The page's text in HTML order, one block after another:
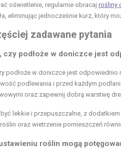
oświetlenie, regularnie obracaj rośliny
eliminując jednocześnie kurz, który
zadawane pytania
czy podłoże w doniczce jest
podłoże w doniczce jest
podlewania i przed każdym
oraz zapewnij dobrą warstwę
lekkie i przepuszczalne, z
oraz wietrzenie pomieszczeń
roślin mogą